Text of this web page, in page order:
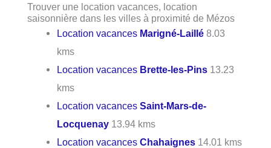
Trouver une location vacances, location
saisonnière dans les villes à proximité de Mézos
Location vacances Marigné-Laillé 8.03
kms
Location vacances Brette-les-Pins 13.23
kms
Location vacancesSaint-Mars-de-
Locquenay 13.94 kms
Location vacancesChahaignes 14.01 kms